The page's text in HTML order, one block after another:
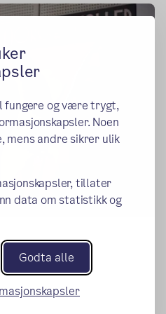
fungere og være trygt,
Noen
mens andre sikrer ulik
tillater
data om statistikk og
Godta alle